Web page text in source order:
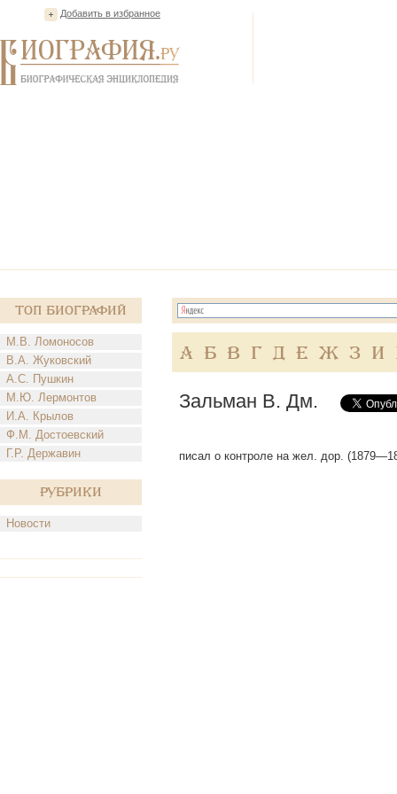
Добавить в избранное
Топ Биографий
М.В. Ломоносов
В.А. Жуковский
А.С. Пушкин
М.Ю. Лермонтов
И.А. Крылов
Ф.М. Достоевский
Г.Р. Державин
Рубрики
Новости
А Б В Г Д Е Ж З И
Зальман В. Дм.
писал о контроле на жел. дор.